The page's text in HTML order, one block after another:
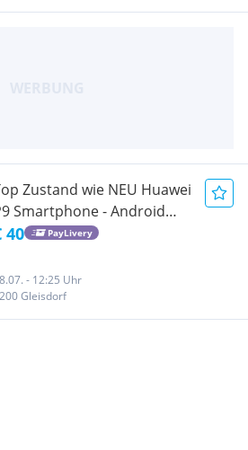
Zustand wie NEU Huawei
Smartphone - Android
Entsperrt Mobil
40 PayLivery
- 12:25 Uhr
Gleisdorf